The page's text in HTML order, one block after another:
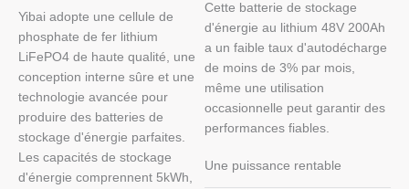
Yibai adopte une cellule de
phosphate de fer lithium
LiFePO4 de haute qualité, une
conception interne sûre et une
technologie avancée pour
produire des batteries de
stockage d'énergie parfaites.
Les capacités de stockage
d'énergie comprennent 5kWh,
Cette batterie de stockage
d'énergie au lithium 48V 200Ah
a un faible taux d'autodécharge
de moins de 3% par mois,
même une utilisation
occasionnelle peut garantir des
performances fiables.
Une puissance rentable